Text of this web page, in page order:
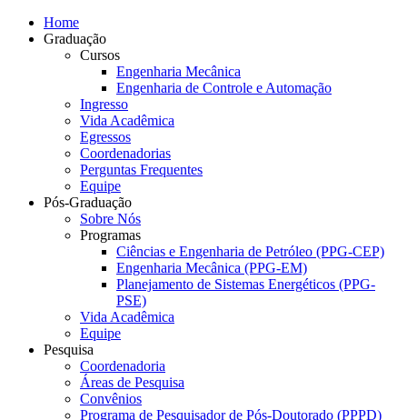
Home
Graduação
Cursos
Engenharia Mecânica
Engenharia de Controle e Automação
Ingresso
Vida Acadêmica
Egressos
Coordenadorias
Perguntas Frequentes
Equipe
Pós-Graduação
Sobre Nós
Programas
Ciências e Engenharia de Petróleo (PPG-CEP)
Engenharia Mecânica (PPG-EM)
Planejamento de Sistemas Energéticos (PPG-
PSE)
Vida Acadêmica
Equipe
Pesquisa
Coordenadoria
Áreas de Pesquisa
Convênios
Programa de Pesquisador de Pós-Doutorado (PPPD)